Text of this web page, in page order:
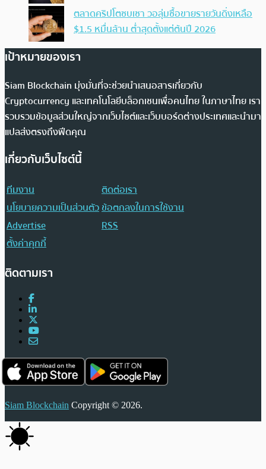
ตลาดคริปโตซบเซา วอลุ่มซื้อขายรายวันดิ่งเหลือ
$1.5 หมื่นล้าน ต่ำสุดตั้งแต่ต้นปี 2026
เป้าหมายของเรา
Siam Blockchain มุ่งมั่นที่จะช่วยนำเสนอสารเกี่ยวกับ
Cryptocurrency และเทคโนโลยีบล็อกเชนเพื่อคนไทย ในภาษาไทย เรา
รวบรวมข้อมูลส่วนใหญ่จากเว็บไซต์และเว็บบอร์ดต่างประเทศและนำมา
แปลส่งตรงถึงฟีดคุณ
เกี่ยวกับเว็บไซต์นี้
ทีมงาน
ติดต่อเรา
นโยบายความเป็นส่วนตัวข้อตกลงในการใช้งาน
Advertise
RSS
ตั้งค่าคุกกี้
ติดตามเรา
Siam Blockchain Copyright © 2026.